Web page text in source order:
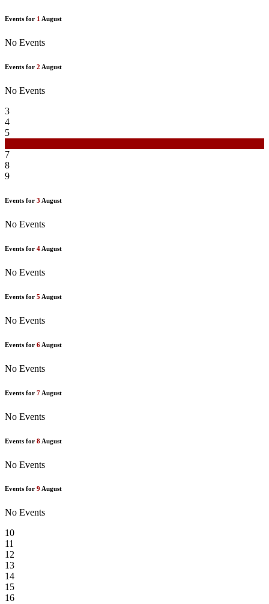
Events for 1 August
No Events
Events for 2 August
No Events
3
4
5
7
8
9
Events for 3 August
No Events
Events for 4 August
No Events
Events for 5 August
No Events
Events for 6 August
No Events
Events for 7 August
No Events
Events for 8 August
No Events
Events for 9 August
No Events
10
11
12
13
14
15
16